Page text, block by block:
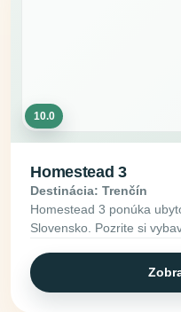
10.0
Homestead 3
Destinácia: Trenčín
Homestead 3 ponúka
Slovensko. Pozrite si